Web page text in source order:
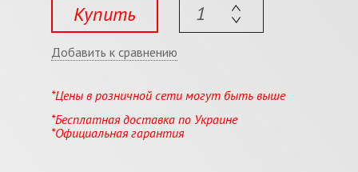
Купить
Добавить к сравнению
*Цены в розничной сети могут быть выше
*Бесплатная доставка по Украине
*Официальная гарантия